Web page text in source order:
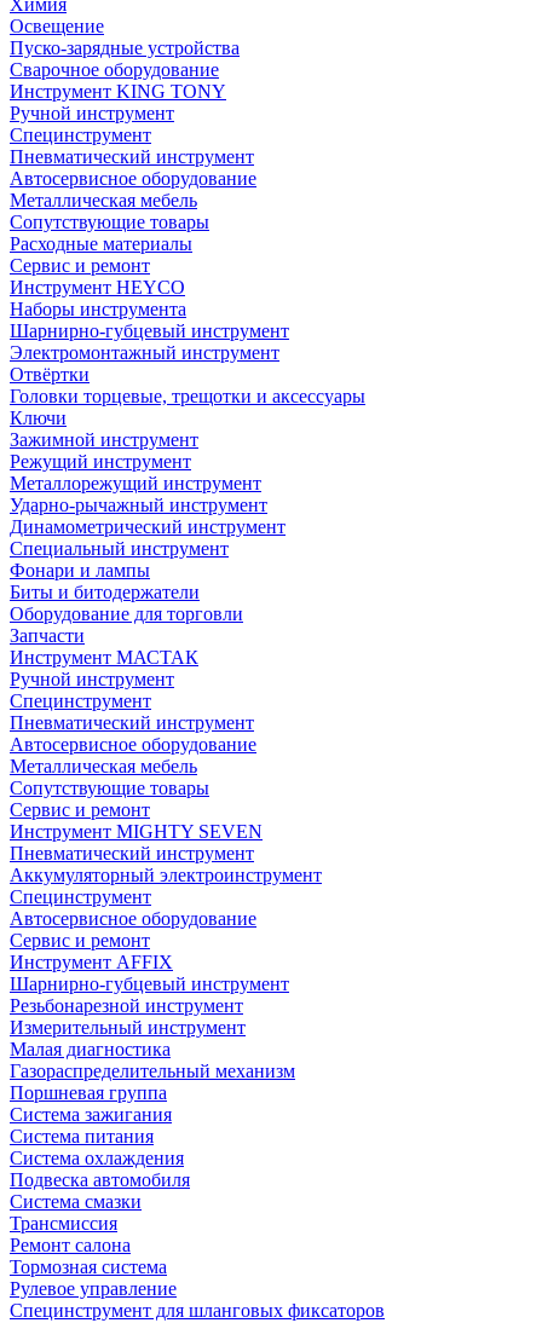
Химия
Освещение
Пуско-зарядные устройства
Сварочное оборудование
Инструмент KING TONY
Ручной инструмент
Специнструмент
Пневматический инструмент
Автосервисное оборудование
Металлическая мебель
Сопутствующие товары
Расходные материалы
Сервис и ремонт
Инструмент HEYCO
Наборы инструмента
Шарнирно-губцевый инструмент
Электромонтажный инструмент
Отвёртки
Головки торцевые, трещотки и аксессуары
Ключи
Зажимной инструмент
Режущий инструмент
Металлорежущий инструмент
Ударно-рычажный инструмент
Динамометрический инструмент
Специальный инструмент
Фонари и лампы
Биты и битодержатели
Оборудование для торговли
Запчасти
Инструмент МАСТАК
Ручной инструмент
Специнструмент
Пневматический инструмент
Автосервисное оборудование
Металлическая мебель
Сопутствующие товары
Сервис и ремонт
Инструмент MIGHTY SEVEN
Пневматический инструмент
Аккумуляторный электроинструмент
Специнструмент
Автосервисное оборудование
Сервис и ремонт
Инструмент AFFIX
Шарнирно-губцевый инструмент
Резьбонарезной инструмент
Измерительный инструмент
Малая диагностика
Газораспределительный механизм
Поршневая группа
Система зажигания
Система питания
Система охлаждения
Подвеска автомобиля
Система смазки
Трансмиссия
Ремонт салона
Тормозная система
Рулевое управление
Специнструмент для шланговых фиксаторов